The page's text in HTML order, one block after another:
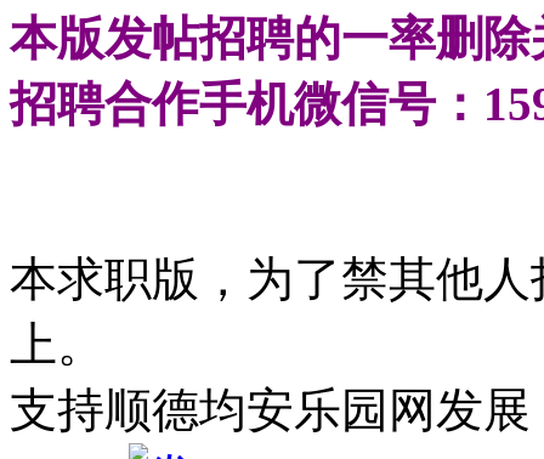
本版发帖招聘的一率删
招聘合作手机微信号：
本求职版，为了禁其他
上。
支持顺德均安乐园网发